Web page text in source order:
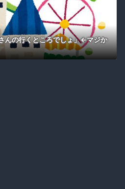
んの行くところでしょ」←マジか